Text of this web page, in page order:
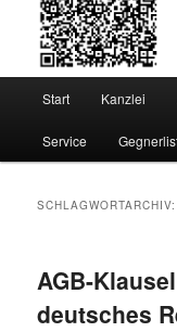
Start Kanzlei
Service
AGB-
deutsches